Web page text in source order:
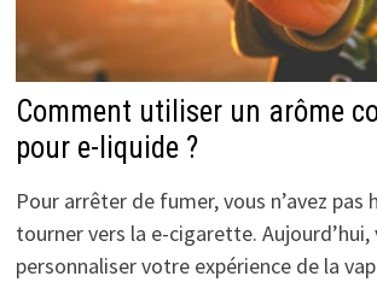
Comment utiliser un arôme
pour e-liquide ?
Pour arrêter de fumer, vous n’avez pas
tourner vers la e-cigarette.
personnaliser votre expérience de la